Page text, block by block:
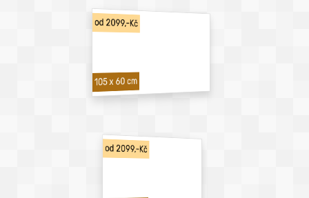
od 2099,-Kč
105 x 60 cm
od 2099,-Kč